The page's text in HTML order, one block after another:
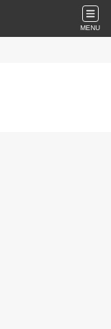
MENU